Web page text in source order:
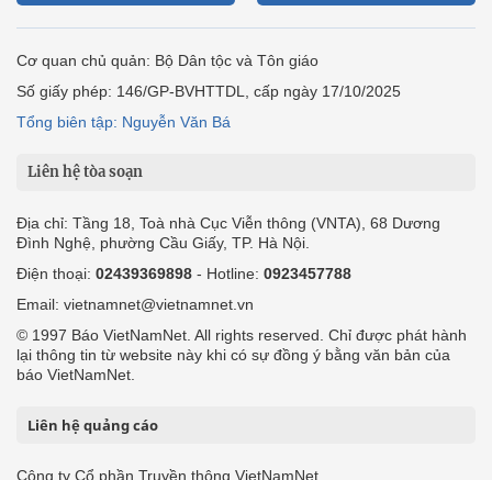
Cơ quan chủ quản: Bộ Dân tộc và Tôn giáo
Số giấy phép: 146/GP-BVHTTDL, cấp ngày 17/10/2025
Tổng biên tập: Nguyễn Văn Bá
Liên hệ tòa soạn
Địa chỉ: Tầng 18, Toà nhà Cục Viễn thông (VNTA), 68 Dương
Đình Nghệ, phường Cầu Giấy, TP. Hà Nội.
Điện thoại: 02439369898 - Hotline: 0923457788
Email: vietnamnet@vietnamnet.vn
© 1997 Báo VietNamNet. All rights reserved. Chỉ được phát hành
lại thông tin từ website này khi có sự đồng ý bằng văn bản của
báo VietNamNet.
Liên hệ quảng cáo
Công ty Cổ phần Truyền thông VietNamNet